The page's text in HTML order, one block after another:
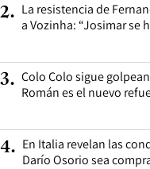
2. La resistencia de
a Vozinha: “Josimar se
3. Colo Colo sigue
Román es el nuevo
4. En Italia revelan las
Darío Osorio sea